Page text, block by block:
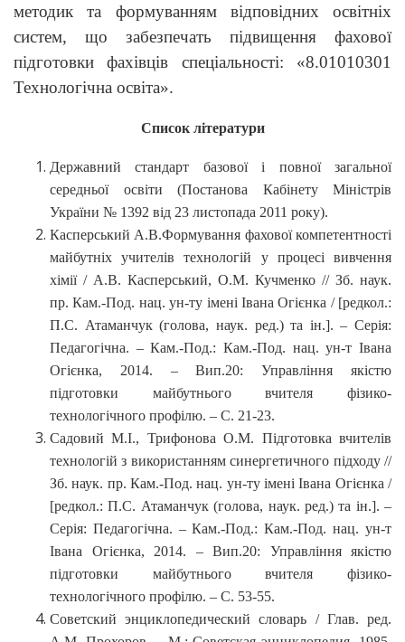
методик та формуванням відповідних освітніх
систем, що забезпечать підвищення фахової
підготовки фахівців спеціальності: «8.01010301
Технологічна освіта».
Список літератури
Державний стандарт базової і повної загальної
середньої освіти (Постанова Кабінету Міністрів
України № 1392 від 23 листопада 2011 року).
Касперський А.В.Формування фахової компетентності
майбутніх учителів технологій у процесі вивчення
хімії / А.В. Касперський, О.М. Кучменко // Зб. наук.
пр. Кам.-Под. нац. ун-ту імені Івана Огієнка / [редкол.:
П.С. Атаманчук (голова, наук. ред.) та ін.]. – Серія:
Педагогічна. – Кам.-Под.: Кам.-Под. нац. ун-т Івана
Огієнка, 2014. – Вип.20: Управління якістю
підготовки майбутнього вчителя фізико-
технологічного профілю. – С. 21-23.
Садовий М.І., Трифонова О.М. Підготовка вчителів
технологій з використанням синергетичного підходу //
Зб. наук. пр. Кам.-Под. нац. ун-ту імені Івана Огієнка /
[редкол.: П.С. Атаманчук (голова, наук. ред.) та ін.]. –
Серія: Педагогічна. – Кам.-Под.: Кам.-Под. нац. ун-т
Івана Огієнка, 2014. – Вип.20: Управління якістю
підготовки майбутнього вчителя фізико-
технологічного профілю. – С. 53-55.
Советский энциклопедический словарь / Глав. ред.